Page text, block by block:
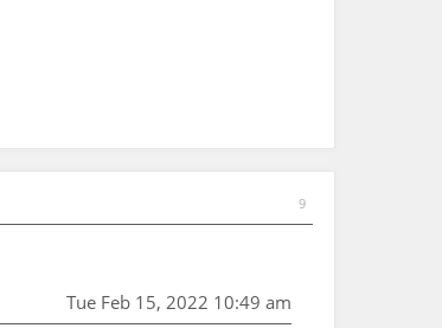
9
Tue Feb 15, 2022 10:49 am